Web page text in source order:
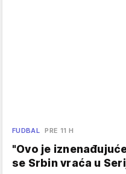
FUDBAL PRE 11 H
"Ovo je
se Srbin vraća u